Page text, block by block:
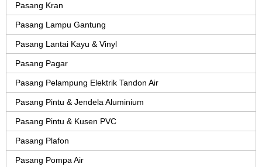
Pasang Kran
Pasang Lampu Gantung
Pasang Lantai Kayu & Vinyl
Pasang Pagar
Pasang Pelampung Elektrik Tandon Air
Pasang Pintu & Jendela Aluminium
Pasang Pintu & Kusen PVC
Pasang Plafon
Pasang Pompa Air